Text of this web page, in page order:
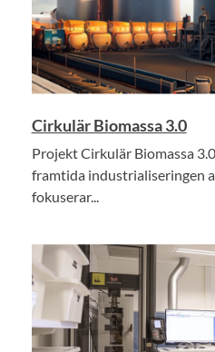
Cirkulär Biomassa 3.0
Projekt Cirkulär Biomassa
framtida industrialiseringen
fokuserar...